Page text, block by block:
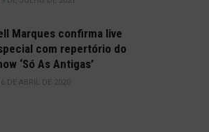
Marques confirma live
com repertório do
‘Só As Antigas’
6 DE ABRIL DE 2020